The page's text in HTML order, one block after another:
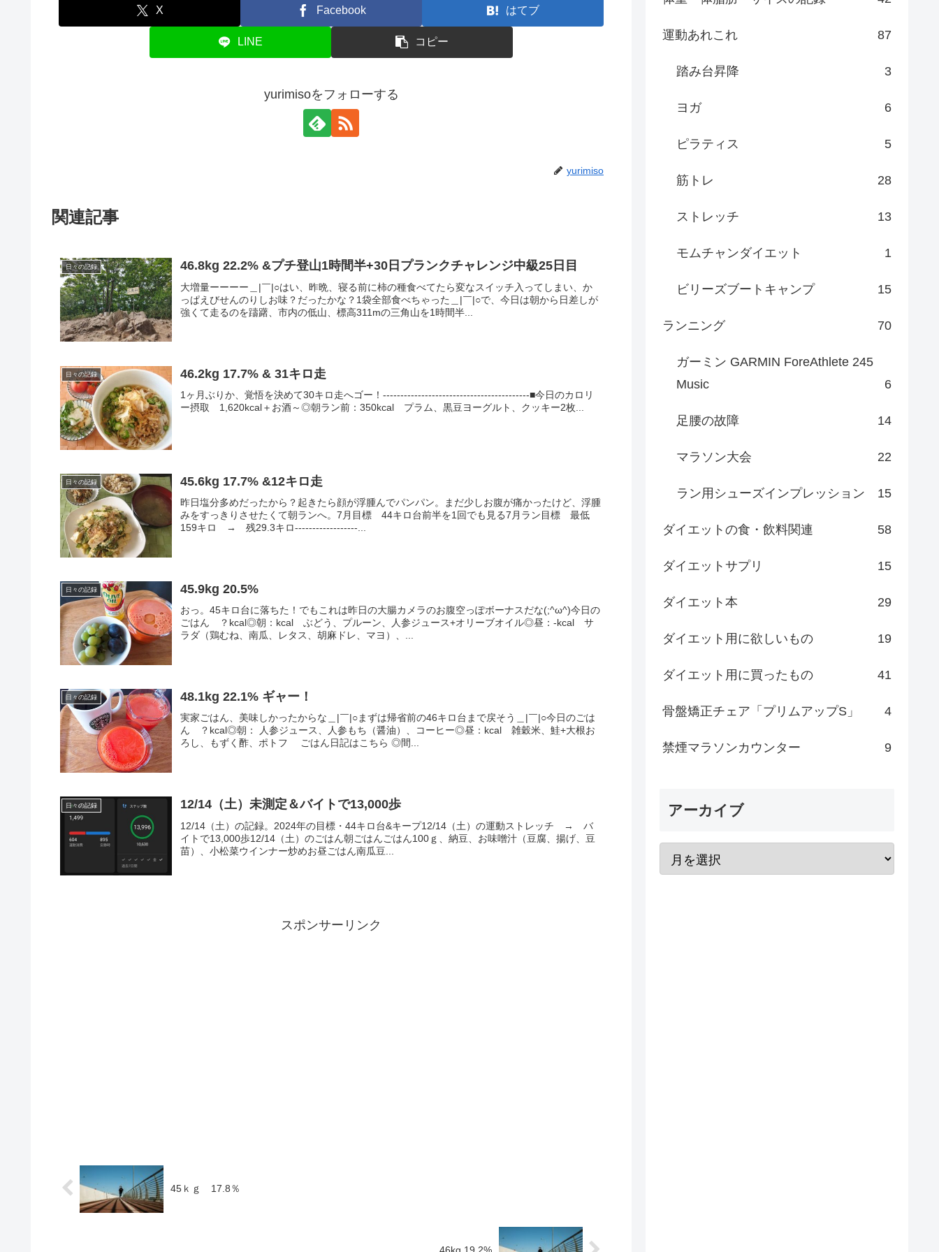
X Facebook はてブ
LINE コピー
yurimisoをフォローする
yurimiso
関連記事
日々の記録 46.8kg 22.2% &プチ登山1時間半+30日プランクチャレンジ中級25日目
大増量ーーーー＿|￣|○はい、昨晩、寝る前に柿の種食べてたら変なスイッチ入ってしまい、か
っぱえびせんのりしお味？だったかな？1袋全部食べちゃった＿|￣|○で、今日は朝から日差しが
強くて走るのを躊躇、市内の低山、標高311mの三角山を1時間半...
日々の記録 46.2kg 17.7% & 31キロ走
1ヶ月ぶりか、覚悟を決めて30キロ走へゴー！------------------------------------------■今日のカロリ
ー摂取 1,620kcal＋お酒～◎朝ラン前：350kcal プラム、黒豆ヨーグルト、クッキー2枚...
日々の記録 45.6kg 17.7% &12キロ走
昨日塩分多めだったから？起きたら顔が浮腫んでパンパン。まだ少しお腹が痛かったけど、浮腫
みをすっきりさせたくて朝ランへ。7月目標 44キロ台前半を1回でも見る7月ラン目標 最低
159キロ → 残29.3キロ------------------...
日々の記録 45.9kg 20.5%
おっ。45キロ台に落ちた！でもこれは昨日の大腸カメラのお腹空っぽボーナスだな(;^ω^)今日の
ごはん ？kcal◎朝：kcal ぶどう、プルーン、人参ジュース+オリーブオイル◎昼：-kcal サ
ラダ（鶏むね、南瓜、レタス、胡麻ドレ、マヨ）、...
日々の記録 48.1kg 22.1% ギャー！
実家ごはん、美味しかったからな＿|￣|○まずは帰省前の46キロ台まで戻そう＿|￣|○今日のごは
ん ？kcal◎朝： 人参ジュース、人参もち（醤油）、コーヒー◎昼：kcal 雑穀米、鮭+大根お
ろし、もずく酢、ポトフ ごはん日記はこちら ◎間...
日々の記録 12/14（土）未測定＆バイトで13,000歩
12/14（土）の記録。2024年の目標・44キロ台&キープ12/14（土）の運動ストレッチ → バ
イトで13,000歩12/14（土）のごはん朝ごはんごはん100ｇ、納豆、お味噌汁（豆腐、揚げ、豆
苗）、小松菜ウインナー炒めお昼ごはん南瓜豆...
スポンサーリンク
45ｋｇ 17.8％
運動あれこれ 87
踏み台昇降 3
ヨガ 6
ピラティス 5
筋トレ 28
ストレッチ 13
モムチャンダイエット 1
ビリーズブートキャンプ 15
ランニング 70
ガーミン GARMIN ForeAthlete 245
Music
6
足腰の故障 14
マラソン大会 22
ラン用シューズインプレッション 15
ダイエットの食・飲料関連 58
ダイエットサプリ 15
ダイエット本 29
ダイエット用に欲しいもの 19
ダイエット用に買ったもの 41
骨盤矯正チェア「プリムアップS」 4
禁煙マラソンカウンター 9
アーカイブ